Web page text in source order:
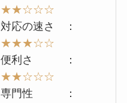
★★☆☆☆
対応の速さ ：
★★★☆☆
便利さ ：
★★☆☆☆
専門性 ：